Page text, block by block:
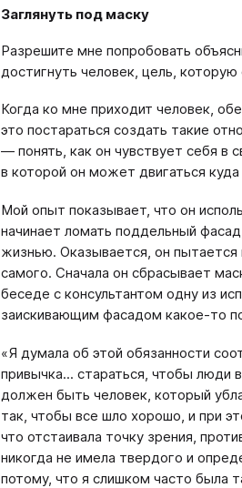
Заглянуть под маску
Разрешите мне попробовать
достигнуть человек, цель,
Когда ко мне приходит человек,
это постараться создать такие
― понять, как он чувствует себя в
в которой он может двигаться
Мой опыт показывает, что он
начинает ломать поддельный
жизнью. Оказывается, он пытается
самого. Сначала он сбрасывает
беседе с консультантом одну из
заискивающим фасадом какое-то
«Я думала об этой обязанности
привычка... стараться, чтобы люди
должен быть человек, который
так, чтобы все шло хорошо, и при
что отстаивала точку зрения,
никогда не имела твердого и
потому, что я слишком часто была